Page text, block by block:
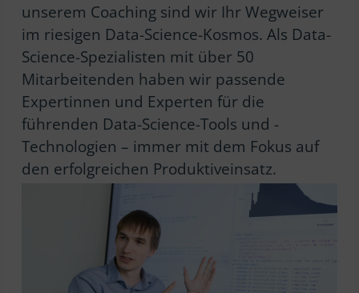
unserem Coaching sind wir Ihr Wegweiser
im riesigen Data-Science-Kosmos. Als Data-
Science-Spezialisten mit über 50
Mitarbeitenden haben wir passende
Expertinnen und Experten für die
führenden Data-Science-Tools und -
Technologien – immer mit dem Fokus auf
den erfolgreichen Produktiveinsatz.